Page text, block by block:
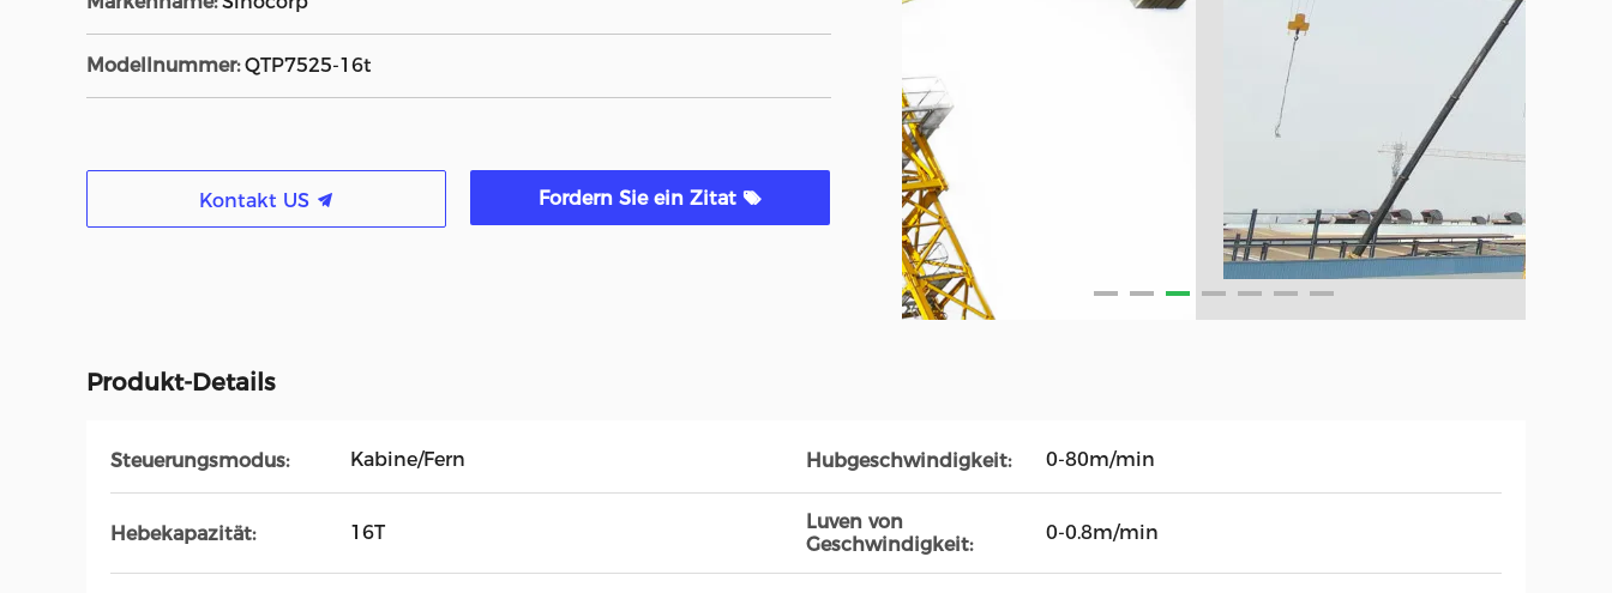
Modellnummer: QTP7525-16t
Kontakt US Fordern Sie ein Zitat
Produkt-Details
Steuerungsmodus: Kabine/Fern Hubgeschwindigkeit: 0-80m/min
Hebekapazität: 16T
Luven von
Geschwindigkeit:
0-0.8m/min